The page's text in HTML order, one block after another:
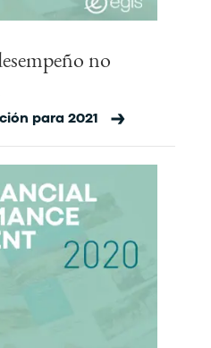
no
para 2021